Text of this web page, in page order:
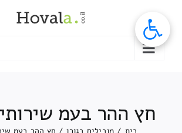
חץ ההר בעמ